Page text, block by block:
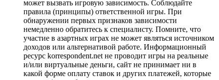
может вызвать игровую зависимость. Соблюдайте
правила (принципы) ответственной игры. При
обнаружении первых признаков зависимости
немедленно обратитесь к специалисту. Помните, что
участие в азартных играх не может являться источником
доходов или альтернативой работе. Информационный
ресурс korrespondent.net не проводит игры на реальные
и/или виртуальные деньги, сайт не принимает ни в
какой форме оплату ставок и других платежей, которые